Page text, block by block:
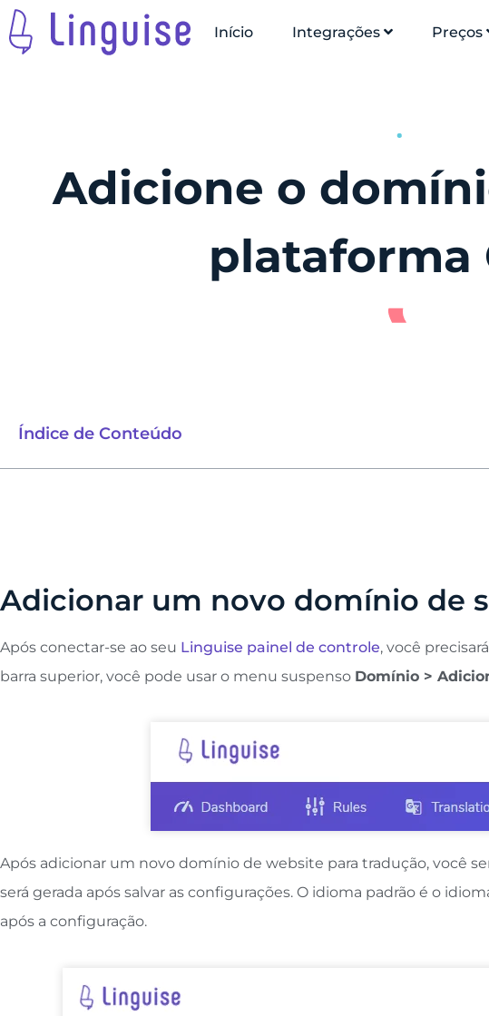
Início Integrações Preços
Adicione o
plataforma
Índice de Conteúdo
Adicionar um novo domínio de
Após conectar-se ao seu Linguise painel de controle, você
barra superior, você pode usar o menu suspenso Domínio >
Após adicionar um novo domínio de website para tradução, você
será gerada após salvar as configurações. O idioma padrão é o
após a configuração.